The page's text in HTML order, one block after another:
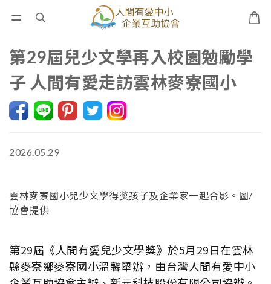
第29屆兒少文學再入校園勉勵學
子 人間有愛走訪雲林麥寮國小
2026.05.29
雲林麥寮國小兒少文學得獎孩子及企業家一起合影。圖/
協會提供
第29屆《人間有愛兒少文學獎》於5月29日在雲林
縣麥寮鄉麥寮國小溫馨舉辦，由台灣人間有愛中小